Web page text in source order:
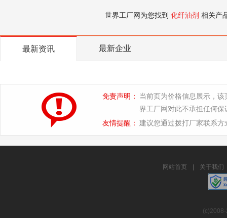
世界工厂网为您找到 化纤油剂 相关产
最新资讯 最新企业
免责声明：
当前页为价格信息展示，
界工厂网对此不承担任何保
友情提醒： 建议您通过拨打厂家联系
网站首页 关于我们